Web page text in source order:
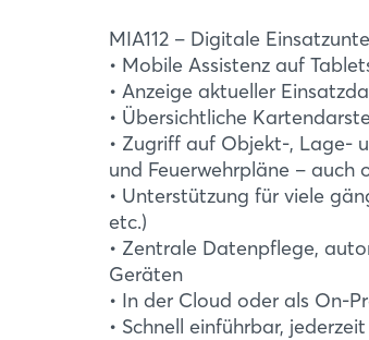
MIA112 – Digitale
• Mobile Assistenz auf
• Anzeige aktueller
• Übersichtliche
• Zugriff auf Objekt-, Lage-
und Feuerwehrpläne – auch
• Unterstützung für viele
etc.)
• Zentrale Datenpflege,
Geräten
• In der Cloud oder als On-
• Schnell einführbar,